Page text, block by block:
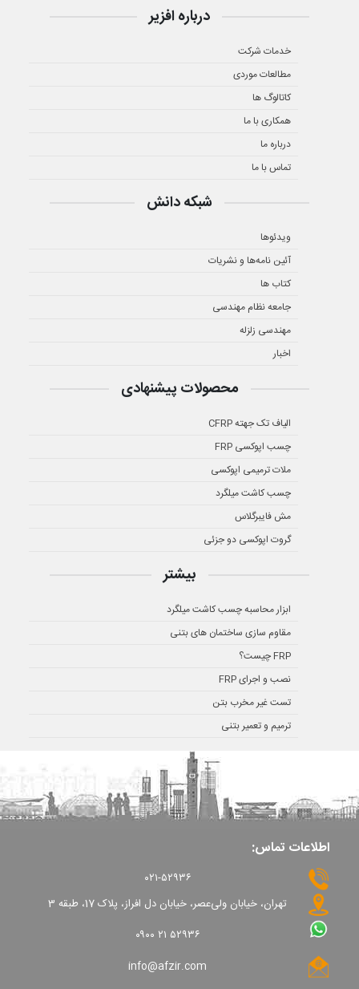
درباره افزیر
خدمات شرکت
مطالعات موردی
کاتالوگ ها
همکاری با ما
درباره ما
تماس با ما
شبکه دانش
ویدئوها
آئین نامه‌ها و نشریات
کتاب ها
جامعه نظام مهندسی
مهندسی زلزله
اخبار
محصولات پیشنهادی
الیاف تک جهته CFRP
چسب اپوکسی FRP
ملات ترمیمی اپوکسی
چسب کاشت میلگرد
مش فایبرگلاس
گروت اپوکسی دو جزئی
بیشتر
ابزار محاسبه چسب کاشت میلگرد
مقاوم سازی ساختمان های بتنی
FRP چیست؟
نصب و اجرای FRP
تست غیر مخرب بتن
ترمیم و تعمیر بتنی
اطلاعات تماس:
۰۲۱-۵۲۹۳۶
تهران، خیابان ولی‌عصر، خیابان دل افراز، پلاک 17، طبقه 3
۰۹۰۰ ۲۱ ۵۲۹۳۶
info@afzir.com